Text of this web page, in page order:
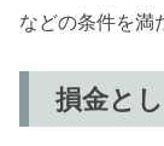
などの条件を満
損金と